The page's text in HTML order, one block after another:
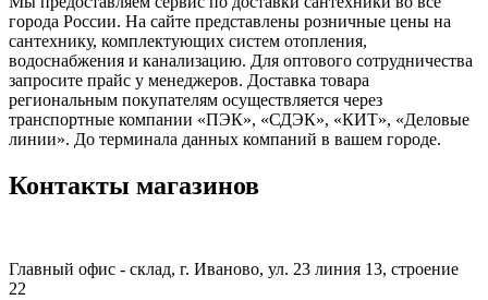
города России. На сайте представлены розничные цены на
сантехнику, комплектующих систем отопления,
водоснабжения и канализацию. Для оптового сотрудничества
запросите прайс у менеджеров. Доставка товара
региональным покупателям осуществляется через
транспортные компании «ПЭК», «СДЭК», «КИТ», «Деловые
линии». До терминала данных компаний в вашем городе.
Контакты магазинов
Главный офис - склад, г. Иваново, ул. 23 линия 13, строение
22